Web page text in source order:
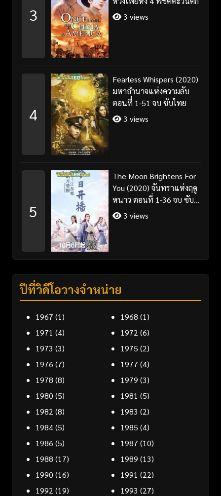
3
3 views
4
Fearless Whispers (2020)
มหาอำนาจแห่งความลับ
ตอนที่ 1-51 จบ ซับไทย
3 views
5
The Moon Brightens For
You (2020) จันทราแห่งฤดู
หนาว ตอนที่ 1-36 จบ ซับ
ไทย3 views
ปีที่วิดีโอวางจำหน่าย
1967 (1) 1968 (1)
1971 (4) 1972 (6)
1973 (3) 1975 (2)
1976 (7) 1977 (4)
1978 (8) 1979 (3)
1980 (5) 1981 (5)
1982 (8) 1983 (2)
1984(5) 1985 (4)
1986 (5) 1987 (10)
1988 (17) 1989 (13)
1990 (16) 1991 (22)
1992 (19) 1993 (27)